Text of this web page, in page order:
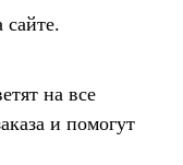
сайте.
на все
и помогут